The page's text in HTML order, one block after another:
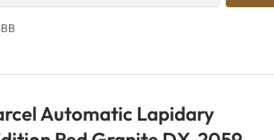
Automatic Lapidary